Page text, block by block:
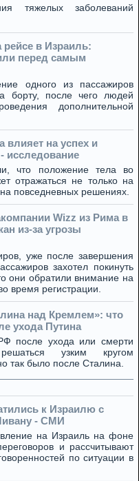
тяжелых заболеваний
рейсе в Израиль:
перед самым
одного из пассажиров
борту, после чего людей
дополнительной
влияет на успех и
исследование
что положение тела во
отражаться не только на
повседневных решениях.
Wizz из Рима в
из-за угрозы
уже после завершения
захотел покинуть
они обратили внимание на
время регистрации.
над Кремлем»: что
ухода Путина
после ухода или смерти
узким кругом
так было после Сталина.
к Израилю с
- СМИ
на Израиль на фоне
и рассчитывают
по ситуации в